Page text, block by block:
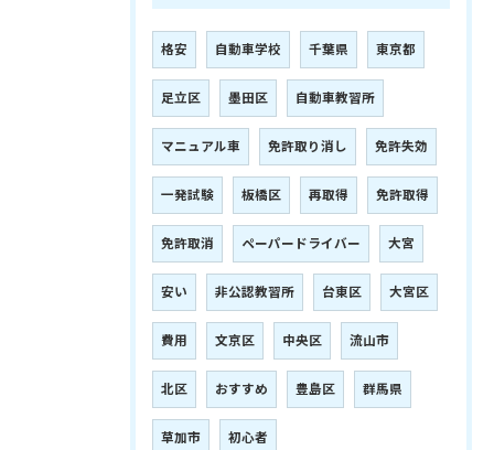
格安 自動車学校 千葉県 東京都
足立区 墨田区 自動車教習所
マニュアル車 免許取り消し 免許失効
一発試験 板橋区 再取得 免許取得
免許取消 ペーパードライバー 大宮
安い 非公認教習所 台東区 大宮区
費用 文京区 中央区 流山市
北区 おすすめ 豊島区 群馬県
草加市 初心者